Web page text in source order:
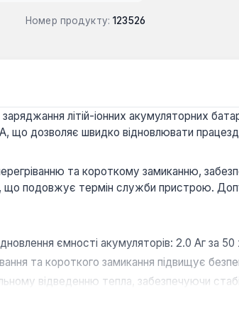
Номер продукту: 123526
літій-іонних акумуляторних
дозволяє швидко відновлювати
та короткому замиканню,
подовжує термін служби пристрою.
ємності акумуляторів: 2.0 Аг за 50
та короткого замикання підвищує
відведенню тепла, забезпечуючи